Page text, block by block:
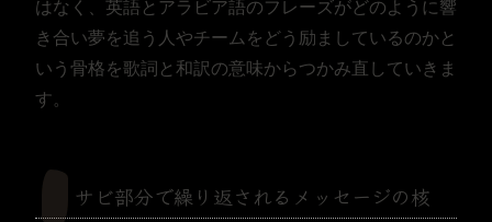
はなく、英語とアラビア語のフレーズがどのように響
き合い夢を追う人やチームをどう励ましているのかと
いう骨格を歌詞と和訳の意味からつかみ直していきま
す。
サビ部分で繰り返されるメッセージの核